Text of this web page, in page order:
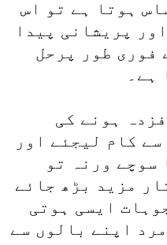
ہوتا ہے تو اس
پریشانی پیدا
فوری طور پرحل
ہے۔
ہونے کی
کام لیجئے اور
سوچے ورنہ تو
مزید بڑھ جائے
ایسی ہوتی
اپنے بالوں سے